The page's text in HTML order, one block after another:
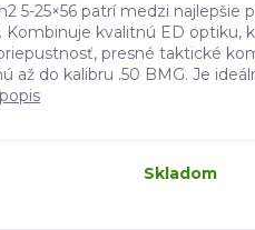
5-25×56 patrí medzi najlepšie
Kombinuje kvalitnú ED optiku,
presné taktické
až do kalibru .50 BMG. Je
Skladom